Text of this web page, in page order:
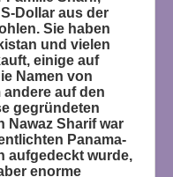
Dollar aus der
Sie haben
und vielen
einige auf
Namen von
auf den
gegründeten
Nawaz Sharif war
Panama-
aufgedeckt wurde,
enorme